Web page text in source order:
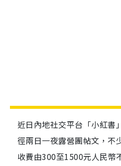
近日內地社交平台「小紅書
徑兩日一夜露營團帖文，不
收費由300至1500元人民幣